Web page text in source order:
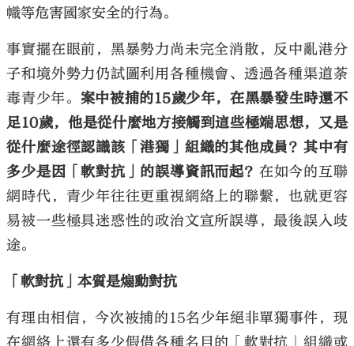
幟等危害國家安全的行為。
事實擺在眼前，黑暴勢力尚未完全消散，反中亂港分
子和境外勢力仍試圖利用各種機會、透過各種渠道荼
毒青少年。 案中被捕的15歲少年，在黑暴發生時還不
足10歲，他是從什麼地方接觸到這些極端思想，又是
從什麼途徑認識該「港獨」組織的其他成員？其中有
多少是因「軟對抗」的誤導資訊而起？ 在如今的互聯
網時代，青少年往往更重視網絡上的聯繫，也就更容
易被一些極具迷惑性的政治文宣所誤導，最後誤入歧
途。
「軟對抗」本質是煽動對抗
有理由相信，今次被捕的15名少年絕非單獨事件，現